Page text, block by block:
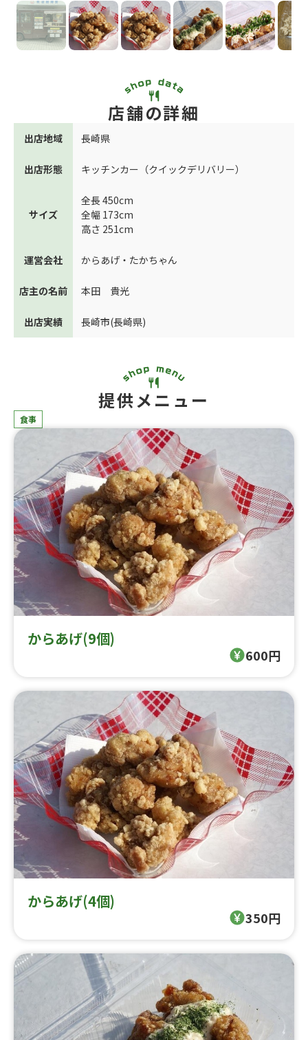
店舗の詳細
出店地域 長崎県
出店形態 キッチンカー（クイックデリバリー）
サイズ
全長 450cm
全幅 173cm
高さ 251cm
運営会社 からあげ・たかちゃん
店主の名前 本田 貴光
出店実績 長崎市(長崎県)
提供メニュー
食事
からあげ(9個)
600円
からあげ(4個)
350円